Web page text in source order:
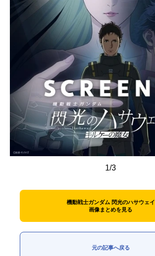
秋アニメ 冬アニメ
男性声優/女性声優一覧
FOLLOW US
1/3
機動戦士ガンダム 閃光のハサウェイ
画像まとめを見る
元の記事へ戻る